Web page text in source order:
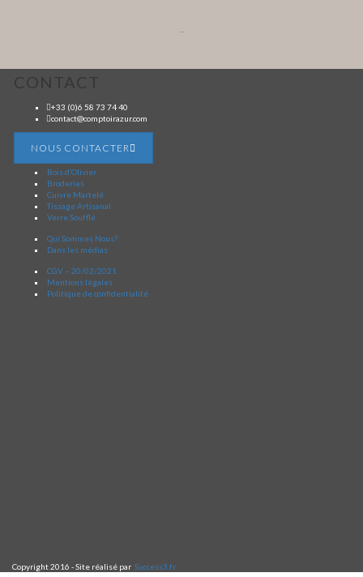
CONTACT
+33 (0)6 58 73 74 40
contact@comptoirazur.com
NOUS CONTACTER
Bois d’Olivier
Broderies
Cuivre Martelé
Tissage Artisanal
Verre Soufflé
Qui Sommes Nous?
Dans les médias
CGV – 20/02/2021
Mentions légales
Politique de confidentialité
Copyright 2016 - Site réalisé par Success3.fr